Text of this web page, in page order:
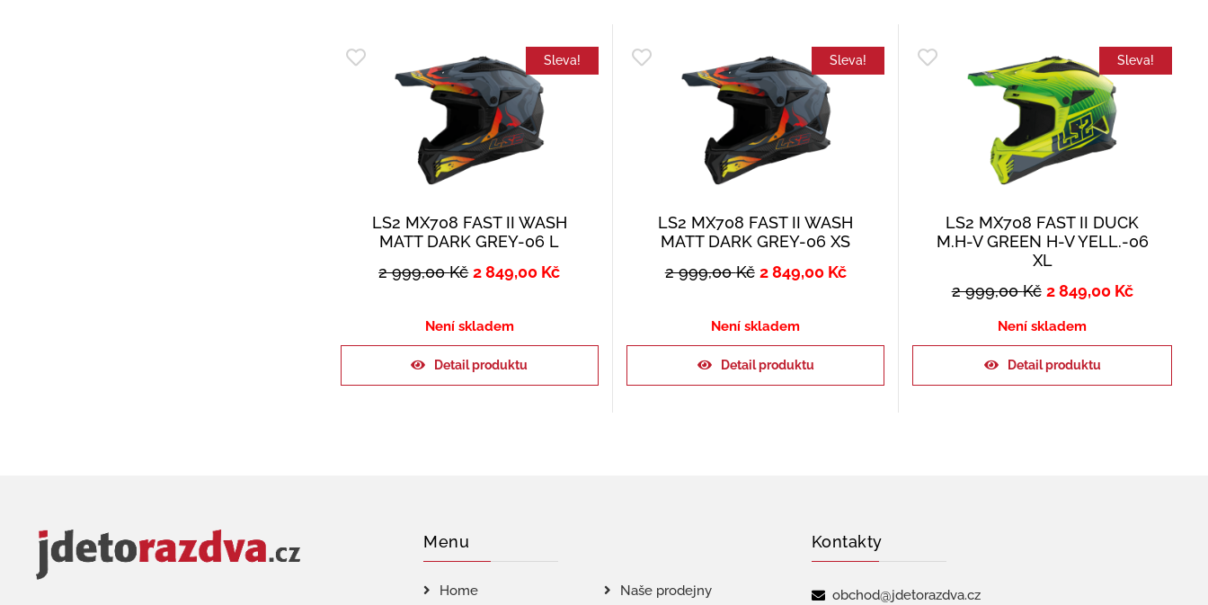
Sleva!
LS2 MX708 FAST II WASH
MATT DARK GREY-06 L
2 999,00Kč 2 849,00 Kč
Není skladem
Detail produktu
Sleva!
LS2 MX708 FAST II WASH
MATT DARK GREY-06 XS
2 999,00Kč 2 849,00 Kč
Není skladem
Detail produktu
Sleva!
LS2 MX708 FAST II DUCK
M.H-V GREEN H-V YELL.-06
XL
2 999,00Kč 2 849,00 Kč
Není skladem
Detail produktu
Menu
Home Naše prodejny
Kontakty
obchod@jdetorazdva.cz